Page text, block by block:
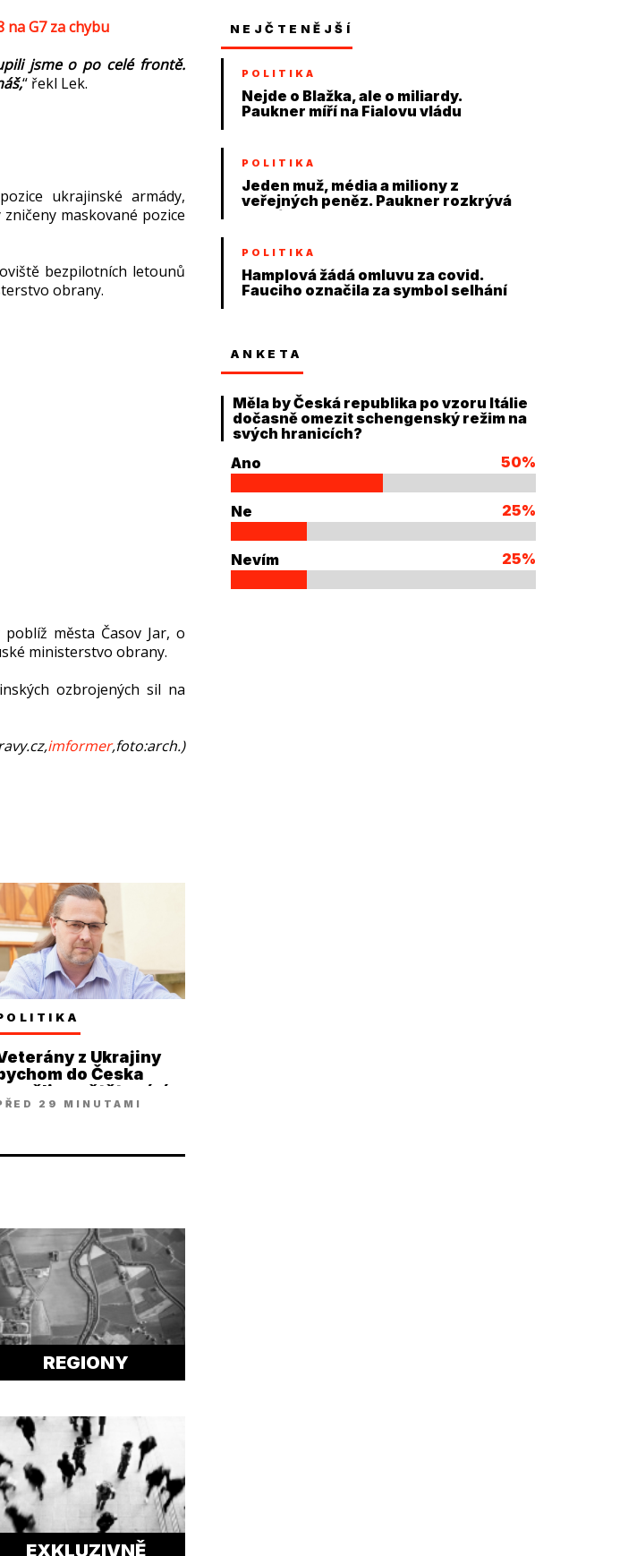
na G7 za chybu
jsme o po celé frontě.
“ řekl Lek.
ukrajinské armády,
maskované pozice
bezpilotních letounů
obrany.
města Časov Jar, o
ministerstvo obrany.
ozbrojených sil na
imformer,foto:arch.)
z Ukrajiny
do Česka
neměli pouštět, míní
29 MINUTAMI
REGIONY
EXKLUZIVNĚ
NEJČTENĚJŠÍ
POLITIKA
Nejde o Blažka, ale o miliardy.
Paukner míří na Fialovu vládu
POLITIKA
Jeden muž, média a miliony z
veřejných peněz. Paukner rozkrývá
systém
POLITIKA
Hamplová žádá omluvu za covid.
Fauciho označila za symbol selhání
ANKETA
Měla by Česká republika po vzoru Itálie
dočasně omezit schengenský režim na
svých hranicích?
Ano
50%
Ne 25%
Nevím 25%